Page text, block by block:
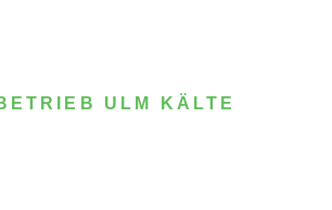
ULM KÄLTE